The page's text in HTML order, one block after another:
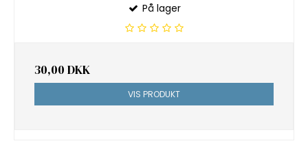
På lager
30,00 DKK
VIS PRODUKT